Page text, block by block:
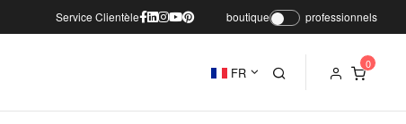
Service Clientèle boutique professionnels
FR